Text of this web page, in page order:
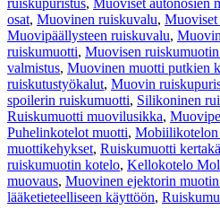
osat, Muovinen ruiskuvalu,
Muovipäällysteen ruiskuvalu,
ruiskumuotti, Muovisen ruiskumuotin
valmistus, Muovinen muotti putkien
ruiskutustyökalut, Muovin
spoilerin ruiskumuotti, Silikoninen
Ruiskumuotti muovilusikka,
Puhelinkotelot muotti, Mobiilikotelon
muottikehykset, Ruiskumuotti
ruiskumuotin kotelo, Kellokotelo
muovaus, Muovinen ejektorin muotin
lääketieteelliseen käyttöön,